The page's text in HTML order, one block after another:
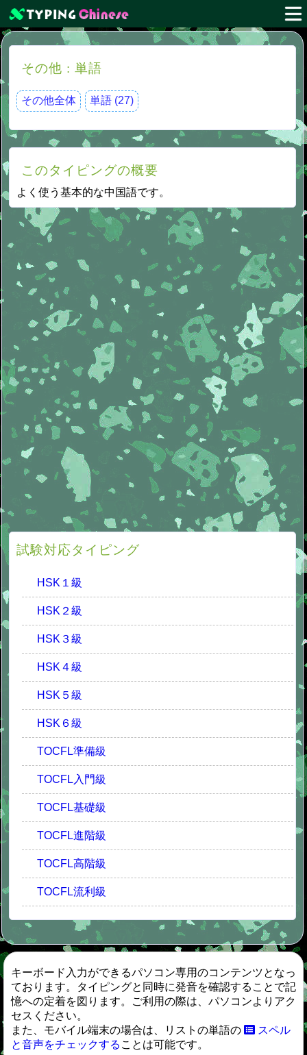
その他 : 単語
その他全体 単語 (27)
このタイピングの概要
よく使う基本的な中国語です。
試験対応タイピング
HSK１級
HSK２級
HSK３級
HSK４級
HSK５級
HSK６級
TOCFL準備級
TOCFL入門級
TOCFL基礎級
TOCFL進階級
TOCFL高階級
TOCFL流利級
キーボード入力ができるパソコン専用のコンテンツとなっ
ております。タイピングと同時に発音を確認することで記
憶への定着を図ります。ご利用の際は、パソコンよりアク
セスください。
また、モバイル端末の場合は、リストの単語の
スペル
と音声をチェックする ことは可能です。